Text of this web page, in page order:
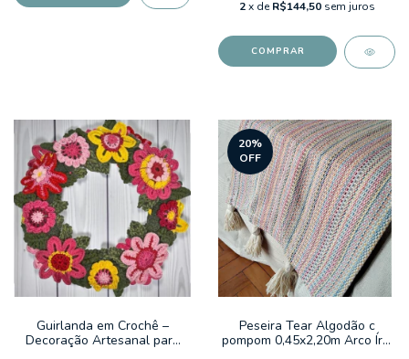
2 x deR$144,50 sem juros
Guirlanda em Crochê –
Decoração Artesanal para
20%
OFF
Peseira Tear Algodão c
pompom 0,45x2,20m Arco Íris